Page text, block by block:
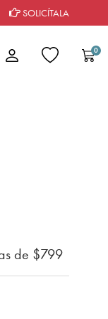
SOLICÍTALA
0
de $799